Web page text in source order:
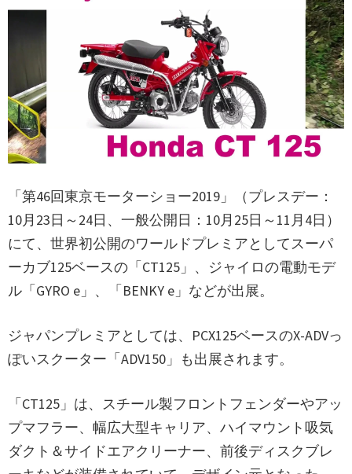
「第46回東京モーターショー2019」（プレスデー：
10月23日～24日、一般公開日：10月25日～11月4日）
にて、世界初公開のワールドプレミアとしてスーパ
ーカブ125ベースの「CT125」、ジャイロの電動モデ
ル「GYRO e」、「BENKY e」などが出展。
ジャパンプレミアとしては、PCX125ベースのX-ADVっ
ぽいスクーター「ADV150」も出展されます。
「CT125」は、スチール製フロントフェンダーやアッ
プマフラー、幅広大型キャリア、ハイマウント吸気
ダクト＆サイドエアクリーナー、前後ディスクブレ